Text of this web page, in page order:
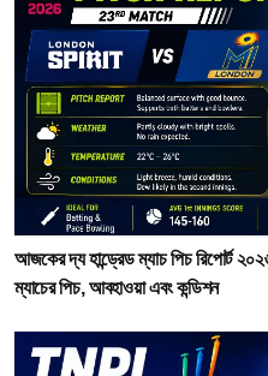
আজকের দ্য হান্ড্রেড ম্যাচ পিচ রিপোর্ট
ম্যাচের পিচ, আবহাওয়া এবং কন্ডিশন